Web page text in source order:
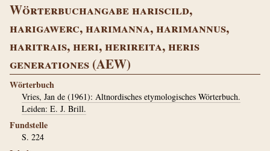
Wörterbuchangabe hariscild,
harigawerc, harimanna, harimannus,
haritrais, heri, herireita, heris
generationes (AEW)
Wörterbuch
Vries, Jan de (1961): Altnordisches etymologisches Wörterbuch.
Leiden: E. J. Brill.
Fundstelle
S. 224